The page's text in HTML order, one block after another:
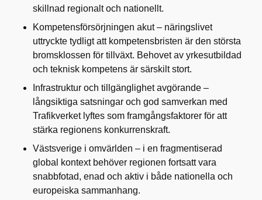
skillnad regionalt och nationellt.
Kompetensförsörjningen akut – näringslivet
uttryckte tydligt att kompetensbristen är den största
bromsklossen för tillväxt. Behovet av yrkesutbildad
och teknisk kompetens är särskilt stort.
Infrastruktur och tillgänglighet avgörande –
långsiktiga satsningar och god samverkan med
Trafikverket lyftes som framgångsfaktorer för att
stärka regionens konkurrenskraft.
Västsverige i omvärlden – i en fragmentiserad
global kontext behöver regionen fortsatt vara
snabbfotad, enad och aktiv i både nationella och
europeiska sammanhang.